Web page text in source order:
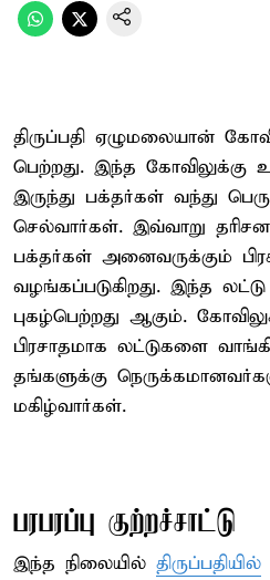
திருப்பதி ஏழுமலையான்
பெற்றது. இந்த கோவிலுக்கு
இருந்து பக்தர்கள் வந்து
செல்வார்கள். இவ்வாறு
பக்தர்கள் அனைவருக்கும்
வழங்கப்படுகிறது. இந்த
புகழ்பெற்றது ஆகும்.
பிரசாதமாக லட்டுகளை
தங்களுக்கு
மகிழ்வார்கள்.
பரபரப்பு குற்றச்சாட்டு
இந்த நிலையில் திருப்பதியில்